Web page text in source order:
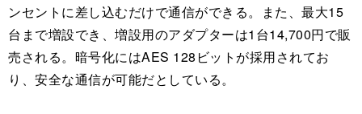
ンセントに差し込むだけで通信ができる。また、最大15
台まで増設でき、増設用のアダプターは1台14,700円で販
売される。暗号化にはAES 128ビットが採用されてお
り、安全な通信が可能だとしている。